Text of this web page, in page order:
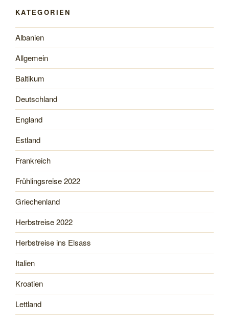
KATEGORIEN
Albanien
Allgemein
Baltikum
Deutschland
England
Estland
Frankreich
Frühlingsreise 2022
Griechenland
Herbstreise 2022
Herbstreise ins Elsass
Italien
Kroatien
Lettland